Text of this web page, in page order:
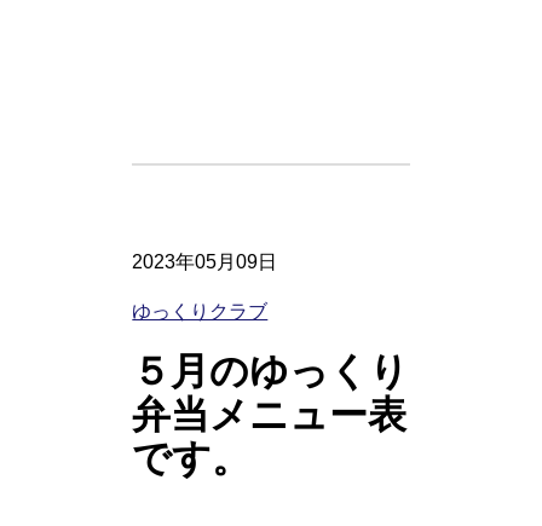
2023年05月09日
ゆっくりクラブ
５月のゆっくり
弁当メニュー表
です。